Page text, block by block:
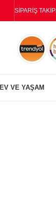
SIPARIŞ TAKIP
EV VE YAŞAM